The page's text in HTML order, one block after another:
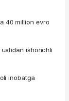
40 million evro
ishonchli
inobatga